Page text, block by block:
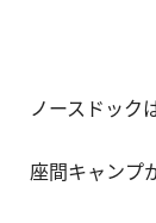
ノースドック
座間キャンプ